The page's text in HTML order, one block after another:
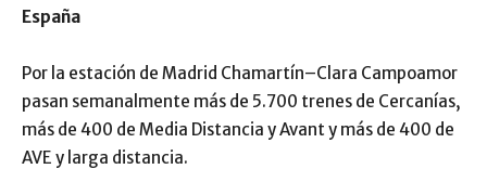
España
Por la estación de Madrid Chamartín–Clara Campoamor
pasan semanalmente más de 5.700 trenes de Cercanías,
más de 400 de Media Distancia y Avant y más de 400 de
AVE y larga distancia.